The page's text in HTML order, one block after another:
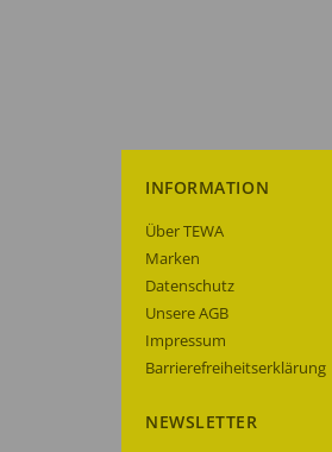
INFORMATION
Über TEWA
Marken
Datenschutz
Unsere AGB
Impressum
Barrierefreiheitserklärung
NEWSLETTER